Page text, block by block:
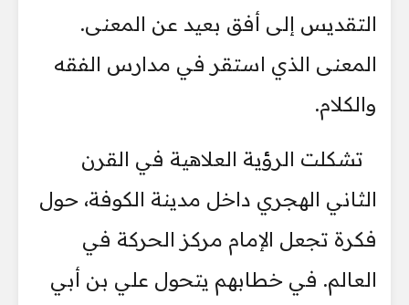
التقديس إلى أفق بعيد عن المعنى.
المعنى الذي استقر في مدارس الفقه
والكلام.
تشكلت الرؤية العلاهية في القرن
الثاني الهجري داخل مدينة الكوفة، حول
فكرة تجعل الإمام مركز الحركة في
العالم. في خطابهم يتحول علي بن أبي